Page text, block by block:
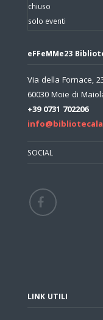
chiuso
solo eventi
eFFeMMe23
Via della Fornace,
60030 Moie di
+39 0731 702206
SOCIAL
LINK UTILI